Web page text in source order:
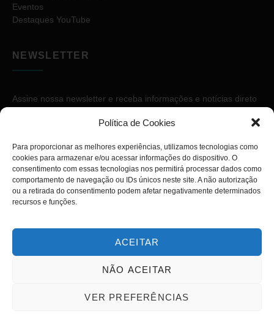
Política de Cookies
Para proporcionar as melhores experiências, utilizamos tecnologias como
cookies para armazenar e/ou acessar informações do dispositivo. O
consentimento com essas tecnologias nos permitirá processar dados como
comportamento de navegação ou IDs únicos neste site. A não autorização
ou a retirada do consentimento podem afetar negativamente determinados
recursos e funções.
ACEITAR
NÃO ACEITAR
VER PREFERÊNCIAS
Eventos
Destaques YouTube
NEWSLETTER
Assine nossa newsletter e receba informações e notícias direto
Copyright © 2026. Diário PcD. Todos os direitos reservados.